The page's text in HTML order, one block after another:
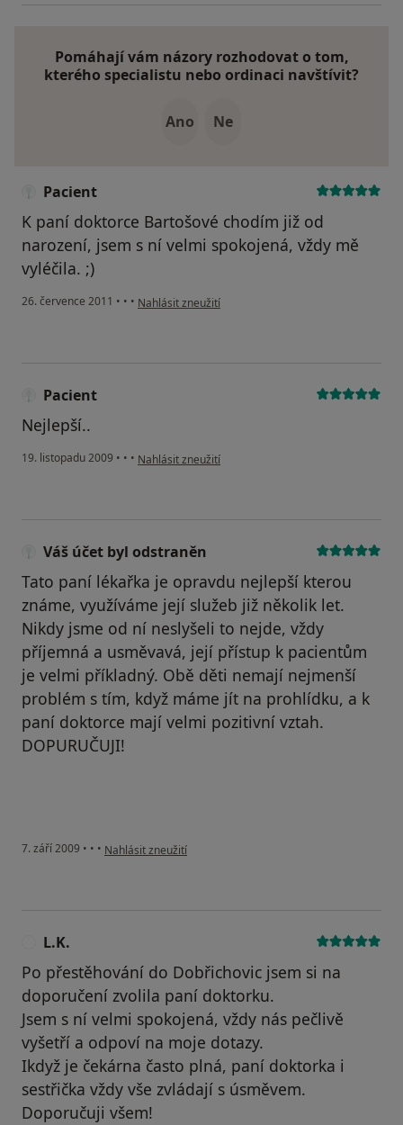
Pomáhají vám názory rozhodovat o tom,
kterého specialistu nebo ordinaci navštívit?
Ano Ne
Pacient
K paní doktorce Bartošové chodím již od
narození, jsem s ní velmi spokojená, vždy mě
vyléčila. ;)
26. července 2011 • • • podle názoru uživatele Pacient
Nahlásit zneužití
Pacient
Nejlepší..
19. listopadu 2009 • • • podle názoru uživatele Pacient
Nahlásit zneužití
Váš účet byl odstraněn
Tato paní lékařka je opravdu nejlepší kterou
známe, využíváme její služeb již několik let.
Nikdy jsme od ní neslyšeli to nejde, vždy
příjemná a usměvavá, její přístup k pacientům
je velmi příkladný. Obě děti nemají nejmenší
problém s tím, když máme jít na prohlídku, a k
paní doktorce mají velmi pozitivní vztah.
DOPURUČUJI!
7. září 2009 • • • podle názoru uživatele Váš účet byl odstraněn
Nahlásit zneužití
L.K.
Po přestěhování do Dobřichovic jsem si na
doporučení zvolila paní doktorku.
Jsem s ní velmi spokojená, vždy nás pečlivě
vyšetří a odpoví na moje dotazy.
Ikdyž je čekárna často plná, paní doktorka i
sestřička vždy vše zvládají s úsměvem.
Doporučuji všem!